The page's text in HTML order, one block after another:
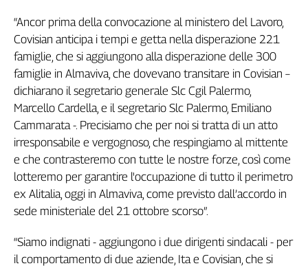
G8
di
Genova,
il
sangue
ragione
120
anni
Cgil
Collettiva
Academy
Play
Rubriche
“Ancor prima della convocazione al ministero del Lavoro,
Covisian anticipa i tempi e getta nella disperazione 221
famiglie, che si aggiungono alla disperazione delle 300
famiglie in Almaviva, che dovevano transitare in Covisian –
dichiarano il segretario generale Slc Cgil Palermo,
Marcello Cardella, e il segretario Slc Palermo, Emiliano
Cammarata -. Precisiamo che per noi si tratta di un atto
irresponsabile e vergognoso, che respingiamo al mittente
e che contrasteremo con tutte le nostre forze, così come
lotteremo per garantire l'occupazione di tutto il perimetro
ex Alitalia, oggi in Almaviva, come previsto dall’accordo in
sede ministeriale del 21 ottobre scorso”.
“Siamo indignati - aggiungono i due dirigenti sindacali - per
il comportamento di due aziende, Ita e Covisian, che si